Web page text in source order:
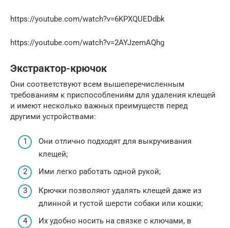
https://youtube.com/watch?v=6KPXQUEDdbk
https://youtube.com/watch?v=2AYJzemAQhg
Экстрактор-крючок
Они соответствуют всем вышеперечисленным
требованиям к приспособлениям для удаления клещей
и имеют несколько важных преимуществ перед
другими устройствами:
Они отлично подходят для выкручивания
клещей;
Ими легко работать одной рукой;
Крючки позволяют удалять клещей даже из
длинной и густой шерсти собаки или кошки;
Их удобно носить на связке с ключами, в